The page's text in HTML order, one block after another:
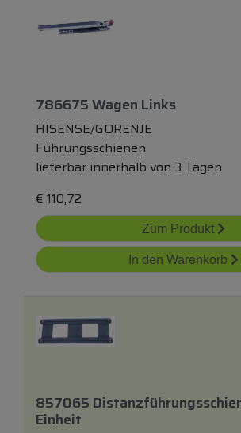
786675 Wagen Links
HISENSE/GORENJE
Führungsschienen
lieferbar innerhalb von 3 Tagen
€ 110,72
Zum Produkt
In den Warenkorb
857065
Einheit